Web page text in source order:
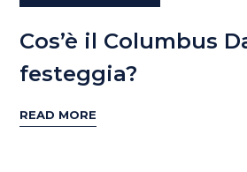
Cos’è il Columbus
festeggia?
READ MORE